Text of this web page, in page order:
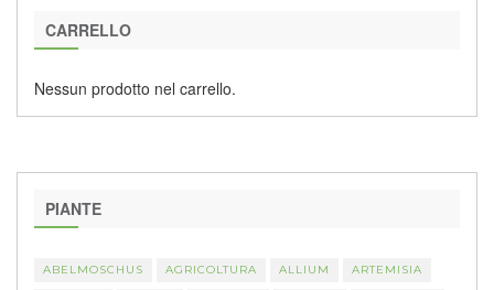
CARRELLO
Nessun prodotto nel carrello.
PIANTE
ABELMOSCHUS AGRICOLTURA ALLIUM ARTEMISIA